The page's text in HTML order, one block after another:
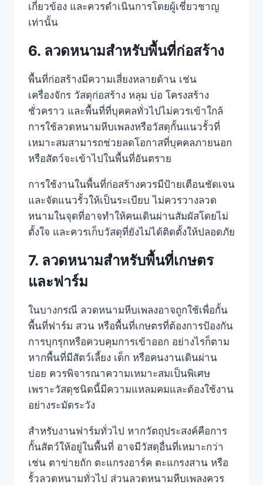
เกี่ยวข้อง และควรดำเนินการโดยผู้เชี่ยวชาญ
เท่านั้น
6. ลวดหนามสำหรับพื้นที่ก่อสร้าง
พื้นที่ก่อสร้างมีความเสี่ยงหลายด้าน เช่น
เครื่องจักร วัสดุก่อสร้าง หลุม บ่อ โครงสร้าง
ชั่วคราว และพื้นที่ที่บุคคลทั่วไปไม่ควรเข้าใกล้
การใช้ลวดหนามหีบเพลงหรือวัสดุกั้นแนวรั้วที่
เหมาะสมสามารถช่วยลดโอกาสที่บุคคลภายนอก
หรือสัตว์จะเข้าไปในพื้นที่อันตราย
การใช้งานในพื้นที่ก่อสร้างควรมีป้ายเตือนชัดเจน
และจัดแนวรั้วให้เป็นระเบียบ ไม่ควรวางลวด
หนามในจุดที่อาจทำให้คนเดินผ่านสัมผัสโดยไม่
ตั้งใจ และควรเก็บวัสดุที่ยังไม่ได้ติดตั้งให้ปลอดภัย
7. ลวดหนามสำหรับพื้นที่เกษตร
และฟาร์ม
ในบางกรณี ลวดหนามหีบเพลงอาจถูกใช้เพื่อกั้น
พื้นที่ฟาร์ม สวน หรือพื้นที่เกษตรที่ต้องการป้องกัน
การบุกรุกหรือควบคุมการเข้าออก อย่างไรก็ตาม
หากพื้นที่มีสัตว์เลี้ยง เด็ก หรือคนงานเดินผ่าน
บ่อย ควรพิจารณาความเหมาะสมเป็นพิเศษ
เพราะวัสดุชนิดนี้มีความแหลมคมและต้องใช้งาน
อย่างระมัดระวัง
สำหรับงานฟาร์มทั่วไป หากวัตถุประสงค์คือการ
กั้นสัตว์ให้อยู่ในพื้นที่ อาจมีวัสดุอื่นที่เหมาะกว่า
เช่น ตาข่ายถัก ตะแกรงอาร์ค ตะแกรงสาน หรือ
รั้วลวดหนามทั่วไป ส่วนลวดหนามหีบเพลงควร